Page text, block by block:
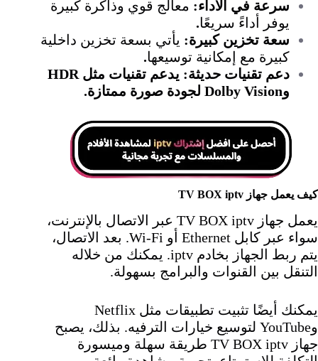
سرعة في الأداء: معالج قوي وذاكرة كبيرة
يوفر أداءً سريعًا.
سعة تخزين كبيرة: يأتي بسعة تخزين داخلية
كبيرة مع إمكانية توسيعها.
دعم تقنيات حديثة: يدعم تقنيات مثل HDR
وDolby Vision لجودة صورة ممتازة.
كيف يعمل جهاز TV BOX iptv
يعمل جهاز TV BOX iptv عبر الاتصال بالإنترنت،
سواء عبر كابل Ethernet أو Wi-Fi. بعد الاتصال،
يتم ربط الجهاز بخادم iptv. يمكنك من خلاله
التنقل بين القنوات والبرامج بسهولة.
يمكنك أيضًا تثبيت تطبيقات مثل Netflix
وYouTube لتوسيع خيارات الترفيه. بذلك، يصبح
جهاز TV BOX iptv طريقة سهلة وميسورة